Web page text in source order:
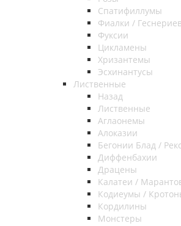
Спатифиллумы
Фиалки /
Фуксии
Цикламены
Хризантемы
Эсхинантусы
Лиственные
Назад
Лиственные
Аглаонемы
Алоказии
Бегонии Блад / Рекс
Диффенбахии
Драцены
Калатеи /
Кодиеумы /
Кордилины
Монстеры